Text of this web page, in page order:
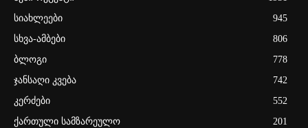
სიახლეები
945
სხვა-ამბები
806
ბლოგი
778
ჯანსაღი კვება
742
კერძები
552
ქართული სამზარეულო
201